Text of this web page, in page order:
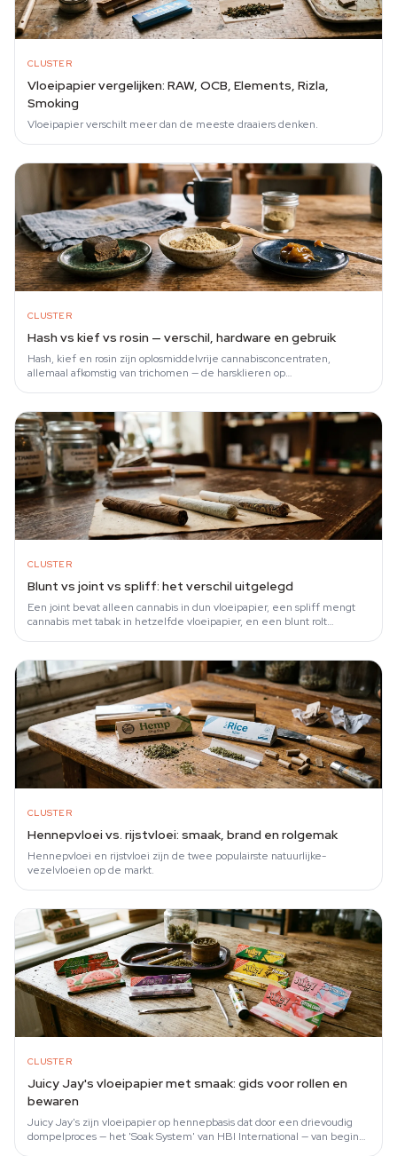
CLUSTER
Vloeipapier vergelijken: RAW, OCB, Elements, Rizla,
Smoking
Vloeipapier verschilt meer dan de meeste draaiers denken.
CLUSTER
Hash vs kief vs rosin — verschil, hardware en gebruik
Hash, kief en rosin zijn oplosmiddelvrije cannabisconcentraten,
allemaal afkomstig van trichomen — de harsklieren op
CLUSTER
Blunt vs joint vs spliff: het verschil uitgelegd
Een joint bevat alleen cannabis in dun vloeipapier, een spliff mengt
cannabis met tabak in hetzelfde vloeipapier, en een blunt rolt
CLUSTER
Hennepvloei vs. rijstvloei: smaak, brand en rolgemak
Hennepvloei en rijstvloei zijn de twee populairste natuurlijke-
vezelvloeien op de markt.
CLUSTER
Juicy Jay's vloeipapier met smaak: gids voor rollen en
bewaren
Juicy Jay's zijn vloeipapier op hennepbasis dat door een drievoudig
dompelproces — het 'Soak System' van HBI International — van begin